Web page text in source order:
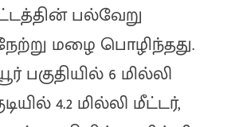
பல்வேறு
மழை பொழிந்தது.
பகுதியில் 6 மில்லி
4.2 மில்லி மீட்டர்,